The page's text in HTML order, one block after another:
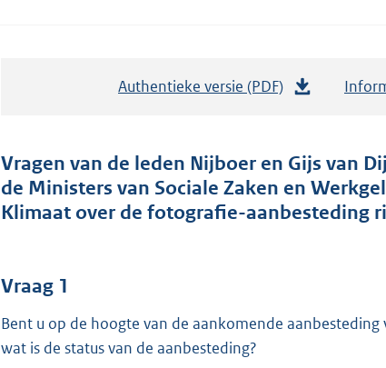
Authentieke versie (PDF)
a
n
o
Vragen van de leden Nijboer en Gijs van
de Ministers van Sociale Zaken en
Klimaat over de fotografie-aanbesteding
Vraag 1
Bent u op de hoogte van de aankomende
wat is de status van de aanbesteding?